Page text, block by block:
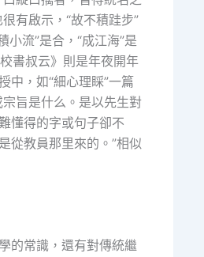
有啟示，“故不積跬步”
小流”是合，“成江海”是
書叔云》則是年夜開年
中，如“細心理睬”一篇
旨是什么。是以先生對
懂得的字或句子卻不
從教員那里來的。”相似
的常識，還有對傳統繼